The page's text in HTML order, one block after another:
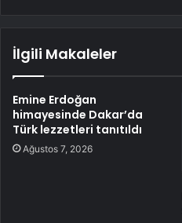
İlgili Makaleler
Emine Erdoğan
himayesinde Dakar’da
Türk lezzetleri tanıtıldı
Ağustos 7, 2026